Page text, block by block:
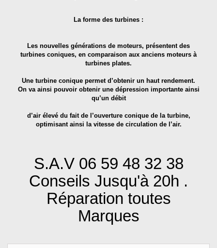
La forme des turbines :
Les nouvelles générations de moteurs, présentent des
turbines coniques, en comparaison aux anciens moteurs à
turbines plates.
Une turbine conique permet d’obtenir un haut rendement.
On va ainsi pouvoir obtenir une dépression importante ainsi
qu’un débit
d’air élevé du fait de l’ouverture conique de la turbine,
optimisant ainsi la vitesse de circulation de l’air.
S.A.V 06 59 48 32 38
Conseils Jusqu'à 20h .
Réparation toutes
Marques